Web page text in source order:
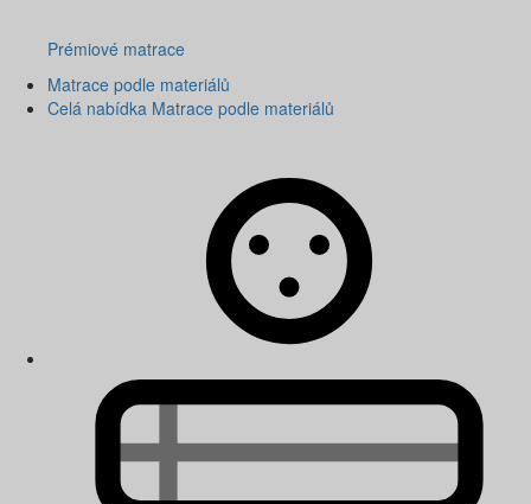
Prémiové matrace
Matrace podle materiálů
Celá nabídka Matrace podle materiálů